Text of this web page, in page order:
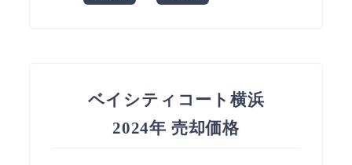
ベイシティコート横浜
2024年 売却価格